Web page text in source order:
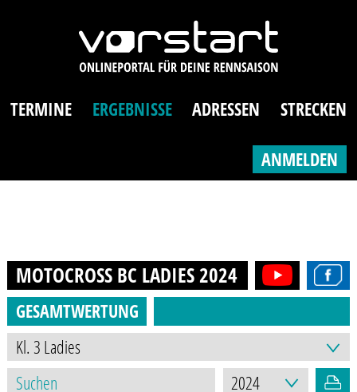
TERMINE ERGEBNISSE ADRESSEN STRECKEN
ANMELDEN
MOTOCROSS BC LADIES2024
GESAMTWERTUNG